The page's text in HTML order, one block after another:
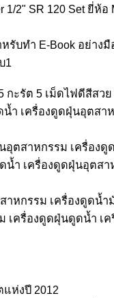
2" SR 120 Set ยี่ห้อ
รับทำ E-Book อย่าง
1
กะรัต 5 เม็ดไฟดีสีสวย
ำ เครื่องดูดฝุ่นอุตสา
อุตสาหกรรม เครื่อง
ำ เครื่องดูดฝุ่นอุตส
หกรรม เครื่องดูดน้
เครื่องดูดฝุ่นดูดน้ำ เ
ห่งปี 2012